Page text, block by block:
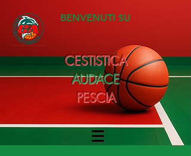
BENVENUTI SU
CESTISTICA
AUDACE
PESCIA